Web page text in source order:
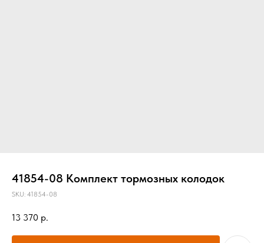
41854-08 Комплект тормозных колодок
SKU: 41854-08
13 370 р.